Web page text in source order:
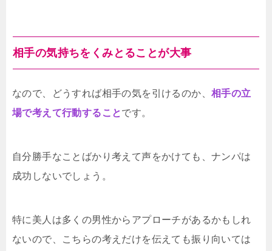
相手の気持ちをくみとることが大事
なので、どうすれば相手の気を引けるのか、 相手の立
場で考えて行動することです。
自分勝手なことばかり考えて声をかけても、ナンパは
成功しないでしょう。
特に美人は多くの男性からアプローチがあるかもしれ
ないので、こちらの考えだけを伝えても振り向いては